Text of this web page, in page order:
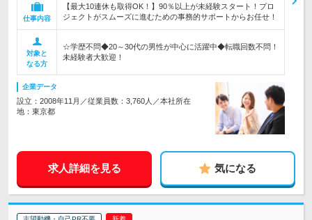
仕事内容
【最大10連休も取得OK！】90％以上が未経験スタート！プロ
ジェクトがスムーズに進むための事務的サポートからお任せ！
対象と
なる方
☆学歴不問◆20～30代の男性が中心に活躍中◆転職回数不問！
未経験者大歓迎！
企業データ
設立：2008年11月／従業員数：3,760人／本社所在
地：東京都
求人詳細を見る 気になる